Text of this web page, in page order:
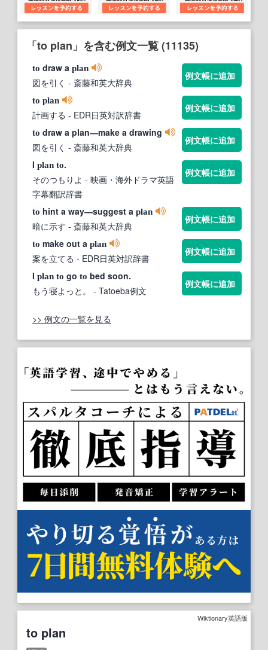
「to plan」を含む例文一覧 (11135)
to draw a plan
図を引く - 斎藤和英大辞典
例文帳に追加
to plan
計画する - EDR日英対訳辞書
例文帳に追加
to draw a plan―make a drawing
図を引く - 斎藤和英大辞典
例文帳に追加
I plan to.
そのつもりよ - 映画・海外ドラマ英語
字幕翻訳辞書
例文帳に追加
to hint a way―suggest a plan
暗に示す - 斎藤和英大辞典
例文帳に追加
to make out a plan
案を立てる - EDR日英対訳辞書
例文帳に追加
I plan to go to bed soon.
もう寝よっと。
- Tatoeba例文
例文帳に追加
>> 例文の一覧を見る
Wiktionary英語版
to plan